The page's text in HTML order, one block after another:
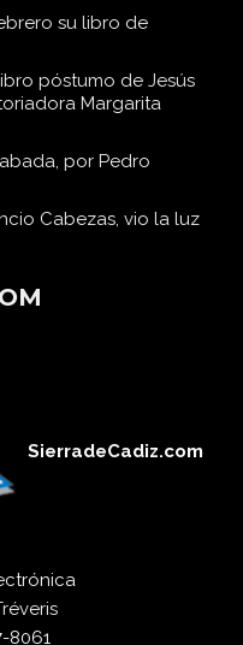
su libro de
póstumo de Jesús
Margarita
por Pedro
Cabezas, vio la luz
SierradeCadiz.com
8061